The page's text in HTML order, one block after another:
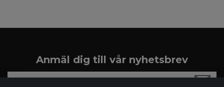
Anmäl dig till vår nyhetsbrev